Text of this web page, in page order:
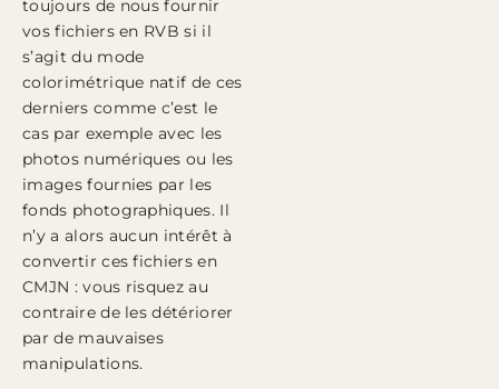
toujours de nous fournir
vos fichiers en RVB si il
s’agit du mode
colorimétrique natif de ces
derniers comme c’est le
cas par exemple avec les
photos numériques ou les
images fournies par les
fonds photographiques. Il
n’y a alors aucun intérêt à
convertir ces fichiers en
CMJN : vous risquez au
contraire de les détériorer
par de mauvaises
manipulations.